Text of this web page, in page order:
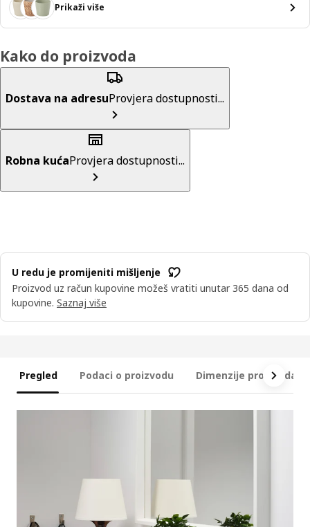
Prikaži više
Kako do proizvoda
Dostava na adresuProvjera dostupnosti...
Robna kućaProvjera dostupnosti...
U redu je promijeniti mišljenje
Proizvod uz račun kupovine možeš vratiti unutar 365 dana od
kupovine. Saznaj više
Pregled Podaci o proizvodu Dimenzije proizvoda